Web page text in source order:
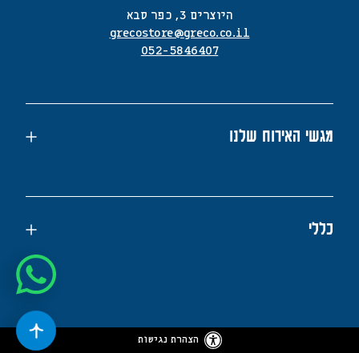
מגשי האירוח שלנו
כללי
היוצרים 3, כפר סבא
grecostore@greco.co.il
052-5846407
הצהרת נגישות